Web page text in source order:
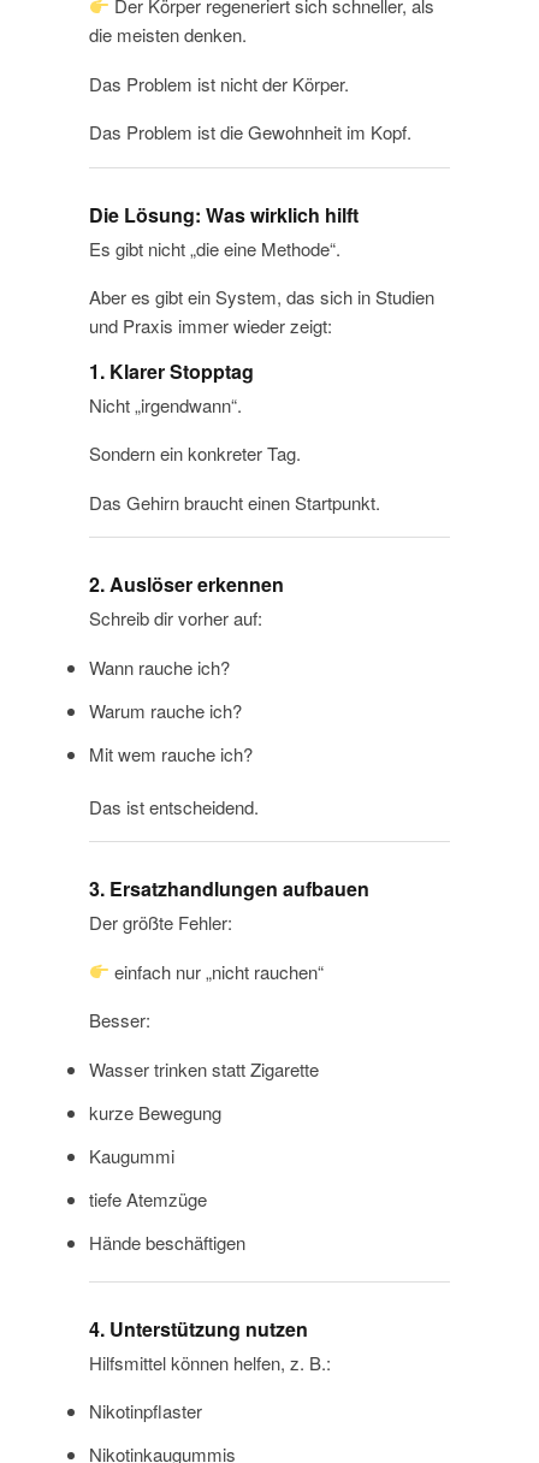
Der Körper regeneriert sich schneller, als
die meisten denken.
Das Problem ist nicht der Körper.
Das Problem ist die Gewohnheit im Kopf.
Die Lösung: Was wirklich hilft
Es gibt nicht „die eine Methode“.
Aber es gibt ein System, das sich in Studien
und Praxis immer wieder zeigt:
1. Klarer Stopptag
Nicht „irgendwann“.
Sondern ein konkreter Tag.
Das Gehirn braucht einen Startpunkt.
2. Auslöser erkennen
Schreib dir vorher auf:
Wann rauche ich?
Warum rauche ich?
Mit wem rauche ich?
Das ist entscheidend.
3. Ersatzhandlungen aufbauen
Der größte Fehler:
einfach nur „nicht rauchen“
Besser:
Wasser trinken statt Zigarette
kurze Bewegung
Kaugummi
tiefe Atemzüge
Hände beschäftigen
4. Unterstützung nutzen
Hilfsmittel können helfen, z. B.:
Nikotinpflaster
Nikotinkaugummis